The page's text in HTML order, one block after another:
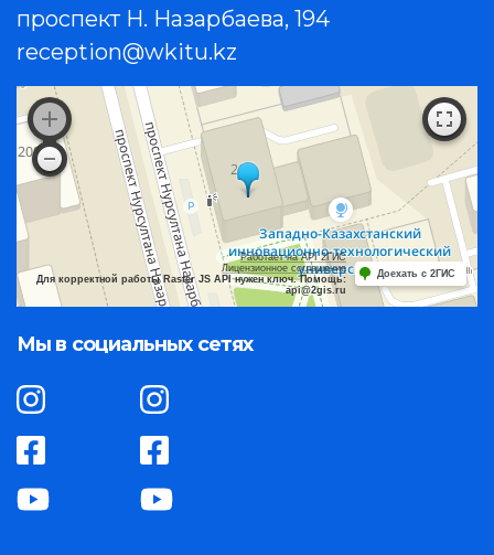
проспект Н. Назарбаева, 194
reception@wkitu.kz
Работает на API 2ГИС
Лицензионное соглашение
Для корректной работы Raster JS API нужен ключ. Помощь:
api@2gis.ru
Доехать с 2ГИС
Мы в социальных сетях